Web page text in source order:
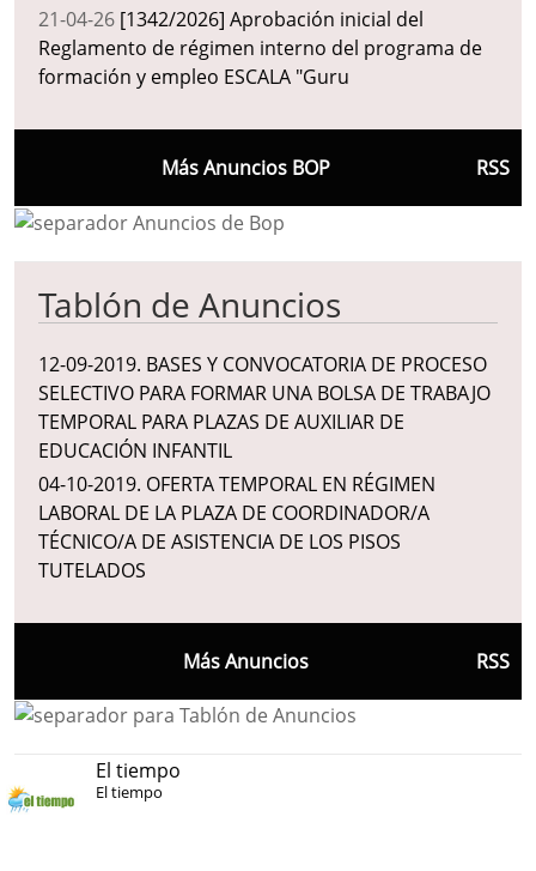
21-04-26 [1342/2026] Aprobación inicial del
Reglamento de régimen interno del programa de
formación y empleo ESCALA "Guru
Más Anuncios BOP RSS
Tablón de Anuncios
12-09-2019. BASES Y CONVOCATORIA DE PROCESO
SELECTIVO PARA FORMAR UNA BOLSA DE TRABAJO
TEMPORAL PARA PLAZAS DE AUXILIAR DE
EDUCACIÓN INFANTIL
04-10-2019. OFERTA TEMPORAL EN RÉGIMEN
LABORAL DE LA PLAZA DE COORDINADOR/A
TÉCNICO/A DE ASISTENCIA DE LOS PISOS
TUTELADOS
Más Anuncios RSS
El tiempo
El tiempo